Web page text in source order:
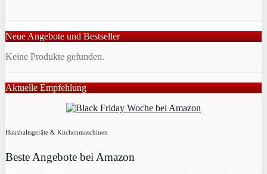
Neue Angebote und Bestseller
Keine Produkte gefunden.
Aktuelle Empfehlung
Haushaltsgeräte & Küchenmaschinen
Beste Angebote bei Amazon